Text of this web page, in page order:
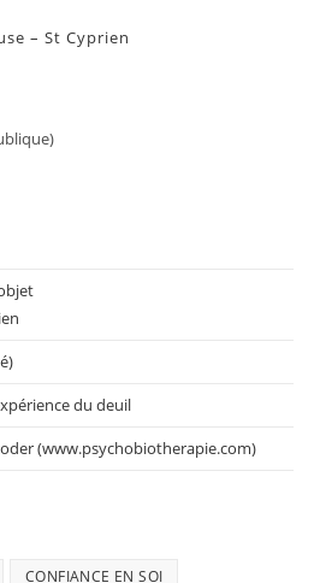
– St Cyprien
du deuil
(www.psychobiotherapie.com)
CONFIANCE EN SOI